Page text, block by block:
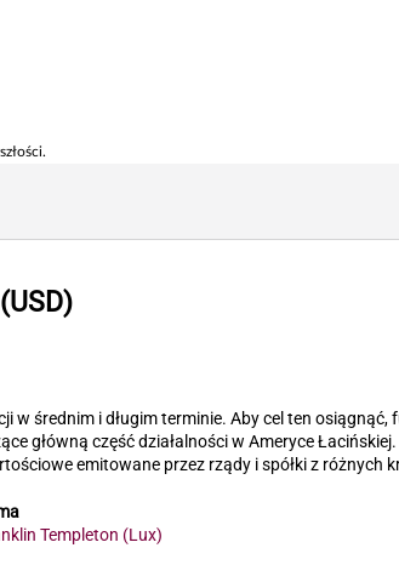
średnim i długim terminie. Aby cel ten
główną część działalności w Ameryce
emitowane przez rządy i spółki z różnych
Templeton (Lux)